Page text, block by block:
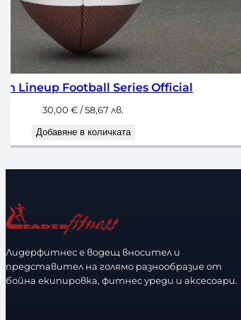
Lineup Football Series Official
30,00€/ 58,67 лв.
Добавяне в количката
Лидерфитнес е водещ вносител и
представител на голямо разнообразие от
бойна екипировка, фитнес уреди и аксесоари.